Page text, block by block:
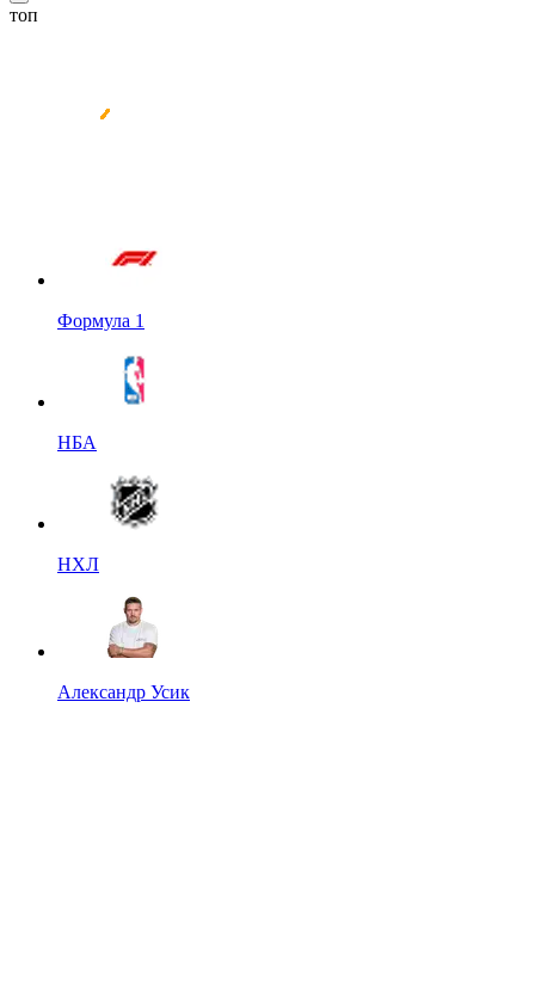
топ
Формула 1
НБА
НХЛ
Александр Усик